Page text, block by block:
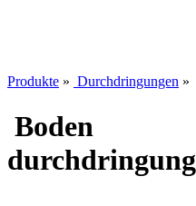
Produkte » Durchdringungen »
Boden
durchdringung